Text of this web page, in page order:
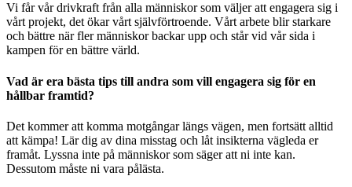
Vi får vår drivkraft från alla människor som väljer att engagera sig i
vårt projekt, det ökar vårt självförtroende. Vårt arbete blir starkare
och bättre när fler människor backar upp och står vid vår sida i
kampen för en bättre värld.
Vad är era bästa tips till andra som vill engagera sig för en
hållbar framtid?
Det kommer att komma motgångar längs vägen, men fortsätt alltid
att kämpa! Lär dig av dina misstag och låt insikterna vägleda er
framåt. Lyssna inte på människor som säger att ni inte kan.
Dessutom måste ni vara pålästa.